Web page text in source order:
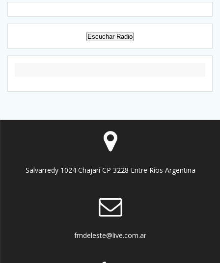
Escuchar Radio
Salvarredy 1024 Chajarí CP 3228 Entre Ríos Argentina
fmdeleste@live.com.ar